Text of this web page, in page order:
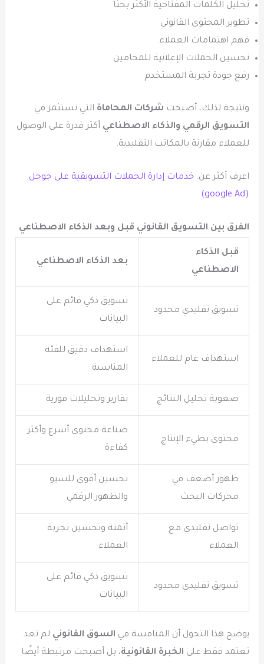
تحليل الكلمات المفتاحية الأكثر بحثًا
تطوير المحتوى القانوني
فهم اهتمامات العملاء
تحسين الحملات الإعلانية للمحامين
رفع جودة تجربة المستخدم
ونتيجة لذلك، أصبحت شركات المحاماة التي تستثمر في
التسويق الرقمي والذكاء الاصطناعي أكثر قدرة على الوصول
للعملاء مقارنة بالمكاتب التقليدية.
اعرف أكثر عن:خدمات إدارة الحملات التسويقية على جوجل
(google Ad)
الفرق بين التسويق القانوني قبل وبعد الذكاء الاصطناعي
قبل الذكاء
الاصطناعي
بعد الذكاء الاصطناعي
تسويق تقليدي محدود
تسويق ذكي قائم على
البيانات
استهداف عام للعملاء
استهداف دقيق للفئة
المناسبة
صعوبة تحليل النتائج تقارير وتحليلات فورية
محتوى بطيء الإنتاج
صناعة محتوى أسرع وأكثر
كفاءة
ظهور أضعف في
محركات البحث
تحسين أقوى للسيو
والظهور الرقمي
تواصل تقليدي مع
العملاء
أتمتة وتحسين تجربة
العملاء
تسويق تقليدي محدود
تسويق ذكي قائم على
البيانات
يوضح هذا التحول أن المنافسة في السوق القانوني لم تعد
تعتمد فقط على الخبرة القانونية، بل أصبحت مرتبطة أيضًا